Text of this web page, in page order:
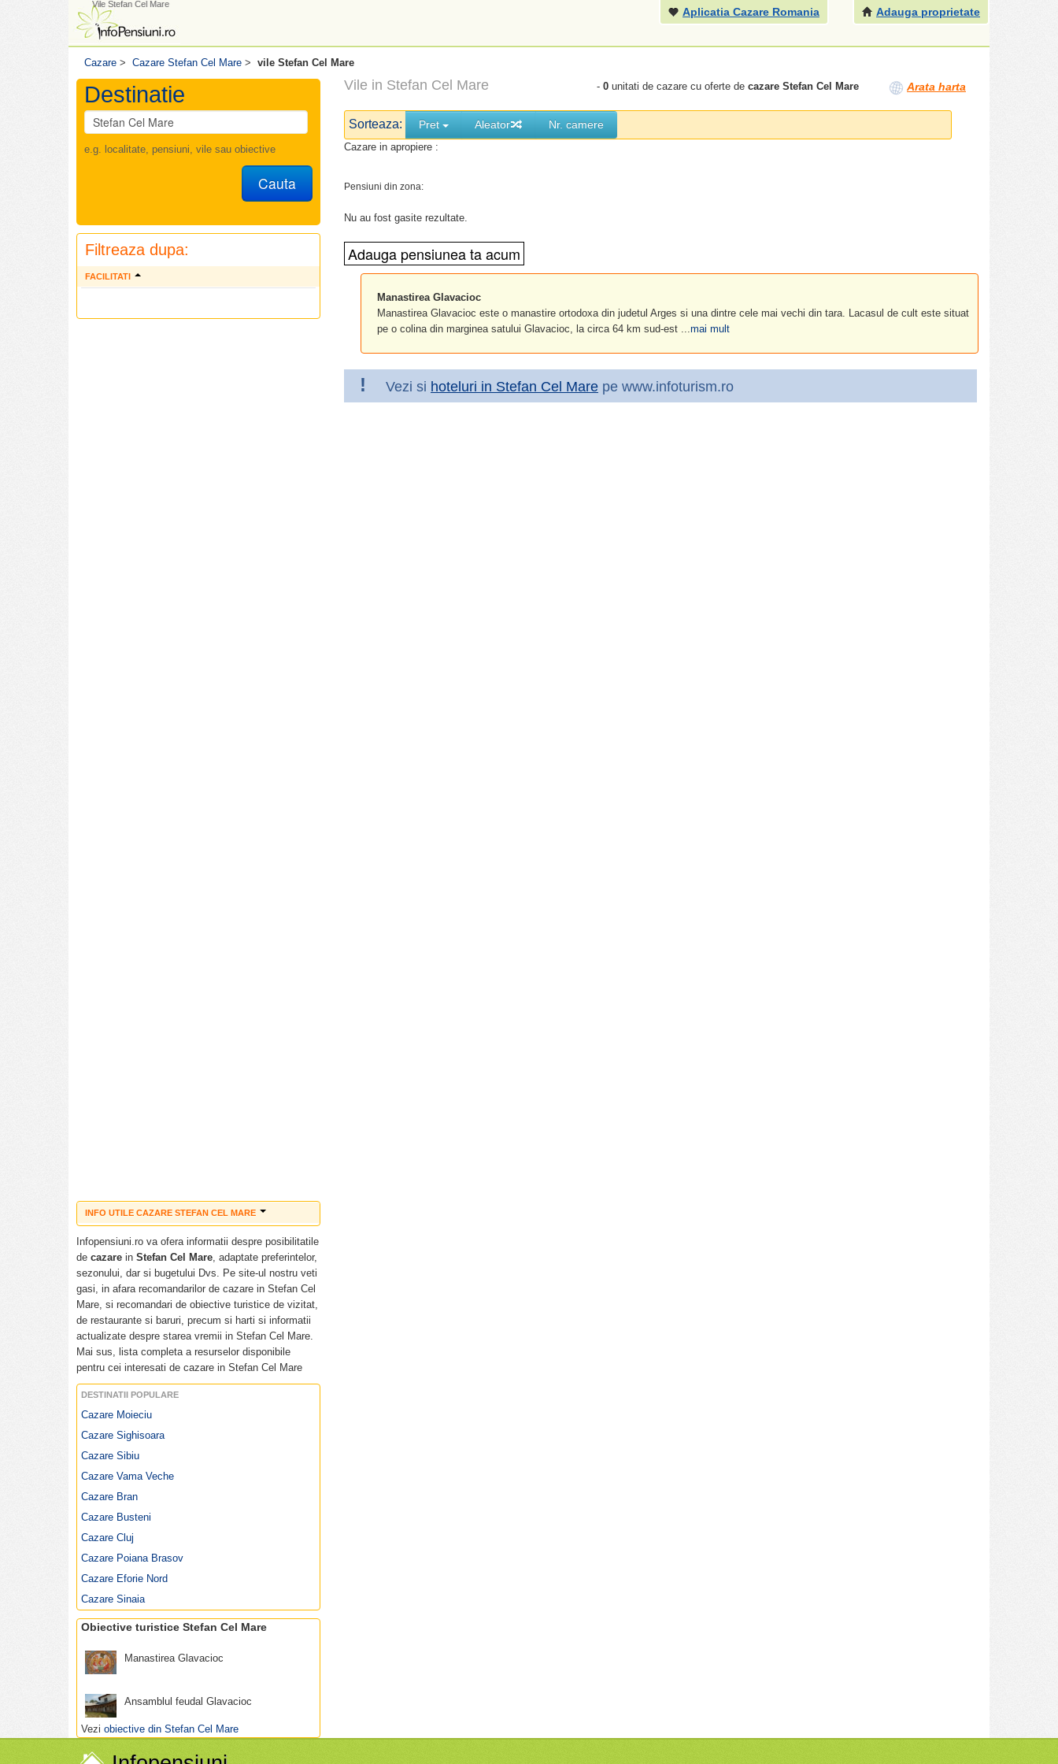
Vile Stefan Cel Mare
Adauga proprietate
Aplicatia Cazare Romania
Cazare > Cazare Stefan Cel Mare > vile Stefan Cel Mare
Destinatie
e.g. localitate, pensiuni, vile sau obiective
Cauta
Filtreaza dupa:
FACILITATI
INFO UTILE CAZARE STEFAN CEL MARE
Cazare ieftina Stefan Cel Mare
Pensiuni ieftine Stefan Cel Mare
Pensiuni cu piscina Stefan Cel Mare
Tarife cazare Stefan Cel Mare
Cazare pensiuni Stefan Cel Mare
Cazare vile Stefan Cel Mare
Cazare hoteluri Stefan Cel Mare
Revelion Stefan Cel Mare
Craciun Stefan Cel Mare
Paste Stefan Cel Mare
Informatii
Poze Stefan Cel Mare
Obiective turistice Stefan Cel Mare
Sarbatori traditionale Stefan Cel Mare
Specialitati culinare Stefan Cel Mare
Restaurante si cluburi Stefan Cel Mare
Vremea Stefan Cel Mare
Infopensiuni.ro va ofera informatii despre posibilitatile
de cazare in Stefan Cel Mare, adaptate preferintelor,
sezonului, dar si bugetului Dvs. Pe site-ul nostru veti
gasi, in afara recomandarilor de cazare in Stefan Cel
Mare, si recomandari de obiective turistice de vizitat,
de restaurante si baruri, precum si harti si informatii
actualizate despre starea vremii in Stefan Cel Mare.
Mai sus, lista completa a resurselor disponibile
pentru cei interesati de cazare in Stefan Cel Mare
DESTINATII POPULARE
Cazare Moieciu
Cazare Sighisoara
Cazare Sibiu
Cazare Vama Veche
Cazare Bran
Cazare Busteni
Cazare Cluj
Cazare Poiana Brasov
Cazare Eforie Nord
Cazare Sinaia
Obiective turistice Stefan Cel Mare
Manastirea Glavacioc
Ansamblul feudal Glavacioc
Vezi obiective din Stefan Cel Mare
Vile in Stefan Cel Mare -0 unitati de cazare cu oferte decazare Stefan Cel Mare Arata harta
Sorteaza: Pret Aleator Nr. camere
Cazare in apropiere :
Pensiuni din zona:
Nu au fost gasite rezultate.
Manastirea Glavacioc
Manastirea Glavacioc este o manastire ortodoxa din judetul Arges si una dintre cele mai vechi din tara. Lacasul de cult este situat
pe o colina din marginea satului Glavacioc, la circa 64 km sud-est ...mai mult
! Vezi si hoteluri in Stefan Cel Mare pe www.infoturism.ro